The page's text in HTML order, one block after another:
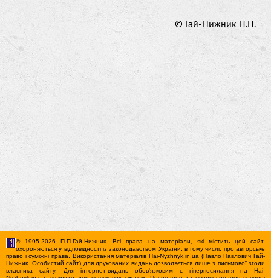
© Гай-Нижник П.П.
© 1995-2026 П.П.Гай-Нижник. Всі права на матеріали, які містить цей сайт,
охороняються у відповідності із законодавством України, в тому числі, про авторське
право і суміжні права. Використання матерiалiв Hai-Nyzhnyk.in.ua (Павло Павлович Гай-
Нижник. Особистий сайт) для друкованих видань дозволяється лише з письмової згоди
власника сайту. Для iнтернет-видань обов'язковим є гiперпосилання на Hai-